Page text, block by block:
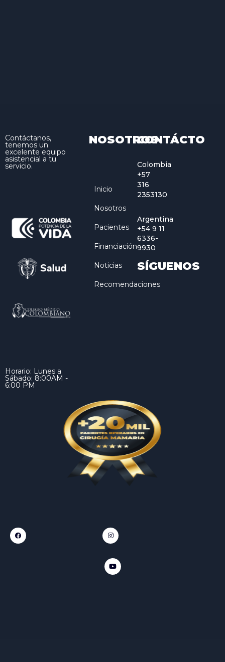
Contáctanos,
tenemos un
excelente equipo
asistencial a tu
servicio.
Horario: Lunes a
Sábado: 8:00AM -
6:00 PM
NOSOTROS
Inicio
Nosotros
Pacientes
Financiación
Noticias
Recomendaciones
CONTÁCTO
Colombia
+57
316
2353130
Argentina
+54 9 11
6336-
9930
SÍGUENOS